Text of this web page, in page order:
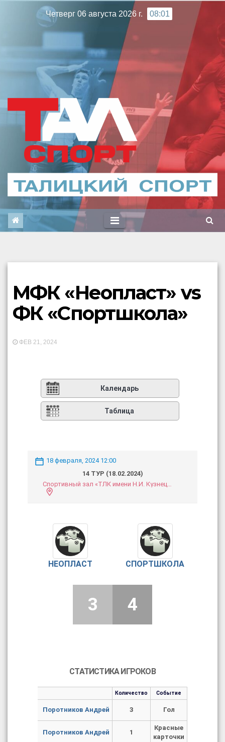
Четверг 06 августа 2026 г. 08:01
МФК «Неопласт» vs
ФК «Спортшкола»
ФЕВ 21, 2024
Календарь
Таблица
18 февраля, 2024 12:00
14 ТУР (18.02.2024)
Спортивный зал «ТЛК имени Н.И. Кузнецова»
НЕОПЛАСТ СПОРТШКОЛА
3 4
СТАТИСТИКА ИГРОКОВ
Количество Событие
Поротников Андрей 3 Гол
Поротников Андрей 1
Красные
карточки